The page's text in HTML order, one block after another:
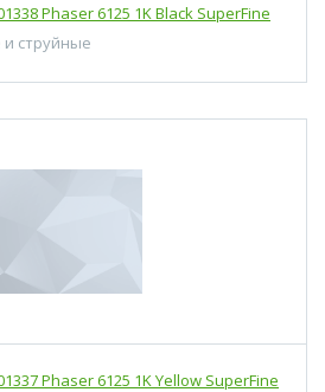
Phaser 6125 1K Black SuperFine
струйные
Phaser 6125 1K Yellow SuperFine